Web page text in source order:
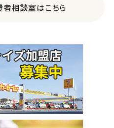
相談室はこちら